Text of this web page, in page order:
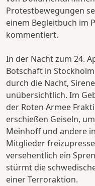
Protestbewegungen
einem Begleitbuch im
kommentiert.
In der Nacht zum 24.
Botschaft in
durch die Nacht,
unübersichtlich. Im
der Roten Armee
erschießen Geiseln,
Meinhoff und andere
Mitglieder
versehentlich ein
stürmt die
einer Terroraktion.